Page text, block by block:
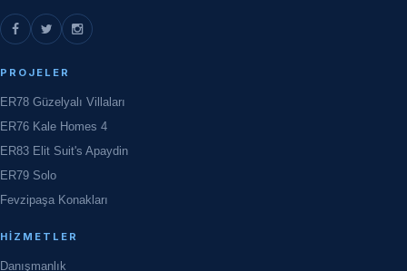
PROJELER
ER78 Güzelyalı Villaları
ER76 Kale Homes 4
ER83 Elit Suit's Apaydin
ER79 Solo
Fevzipaşa Konakları
HIZMETLER
Danışmanlık